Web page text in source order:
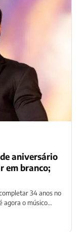
aniversário
em branco;
34 anos no
agora o músico